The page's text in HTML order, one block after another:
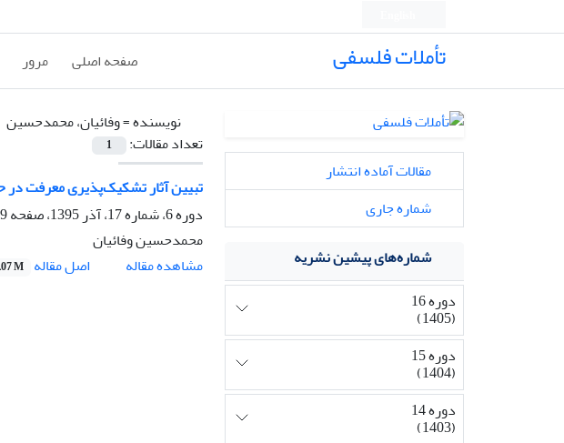
تأملات فلسفی صفحه اصلی مرور
نویسنده =وفائیان، محمدحسین
تعداد مقالات:
1
تبیین آثار تشکیک‌پذیری معرفت
دوره 6، شماره 17، آذر 1395، صفحه
محمدحسین وفائیان
مشاهده مقاله
اصل مقاله M
مقالات آماده انتشار
شماره جاری
شماره‌های پیشین نشریه
دوره 16
(1405)
دوره 15
(1404)
دوره 14
(1403)